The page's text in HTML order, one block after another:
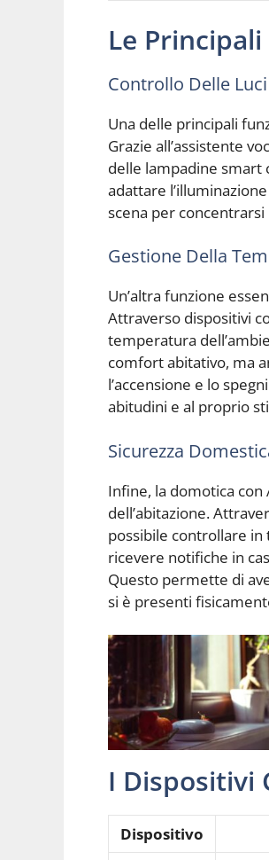
Le
Controllo Delle Luci
Una delle principali
Grazie all’assistente
delle lampadine smart
adattare
scena per
Gestione Della
Un’altra funzione
Attraverso dispositivi
temperatura
comfort abitativo, ma
l’accensione e lo
abitudini e al proprio
Sicurezza
Infine, la domotica
dell’abitazione.
possibile controllare in
ricevere notifiche in
Questo permette di
si è presenti
I Dispositivi
Dispositivo